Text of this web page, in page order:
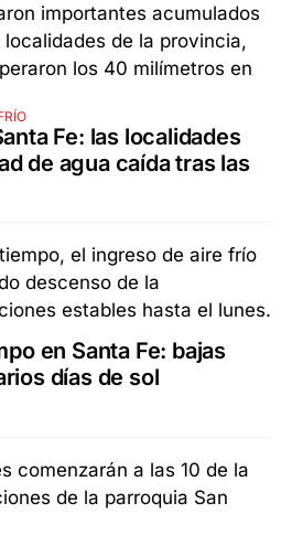
Fe: las localidades
de agua caída tras las
en Santa Fe: bajas
días de sol